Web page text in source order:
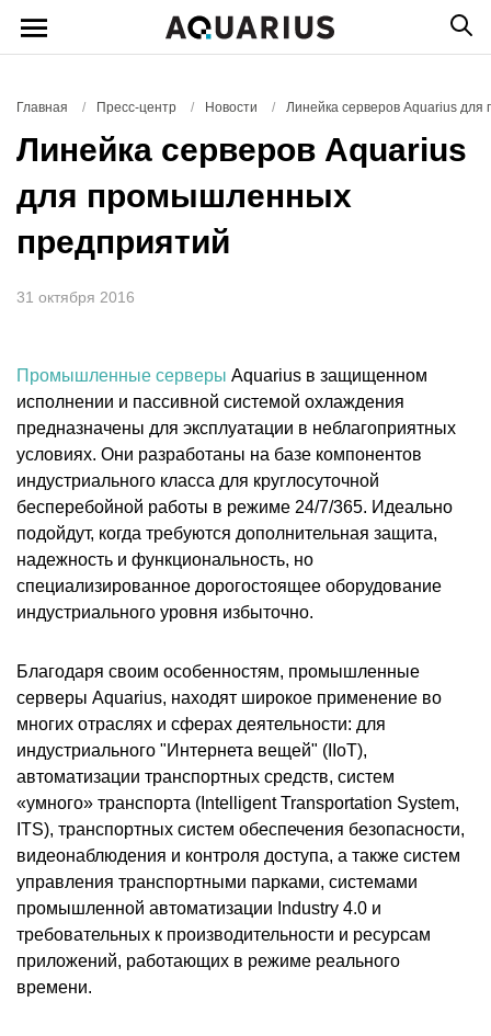
Главная / Пресс-центр / Новости / Линейка серверов Aquarius
Линейка серверов Aquarius
для промышленных
предприятий
31 октября 2016
Промышленные серверы Aquarius в защищенном
исполнении и пассивной системой охлаждения
предназначены для эксплуатации в неблагоприятных
условиях. Они разработаны на базе компонентов
индустриального класса для круглосуточной
бесперебойной работы в режиме 24/7/365. Идеально
подойдут, когда требуются дополнительная защита,
надежность и функциональность, но
специализированное дорогостоящее оборудование
индустриального уровня избыточно.
Благодаря своим особенностям, промышленные
серверы Aquarius, находят широкое применение во
многих отраслях и сферах деятельности: для
индустриального "Интернета вещей" (IIoT),
автоматизации транспортных средств, систем
«умного» транспорта (Intelligent Transportation System,
ITS), транспортных систем обеспечения безопасности,
видеонаблюдения и контроля доступа, а также систем
управления транспортными парками, системами
промышленной автоматизации Industry 4.0 и
требовательных к производительности и ресурсам
приложений, работающих в режиме реального
времени.